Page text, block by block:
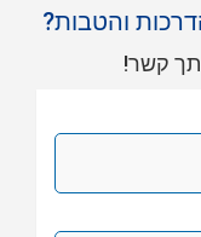
והטבות?
קשר!